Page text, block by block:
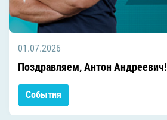
01.07.2026
Поздравляем, Антон Андреевич!
События